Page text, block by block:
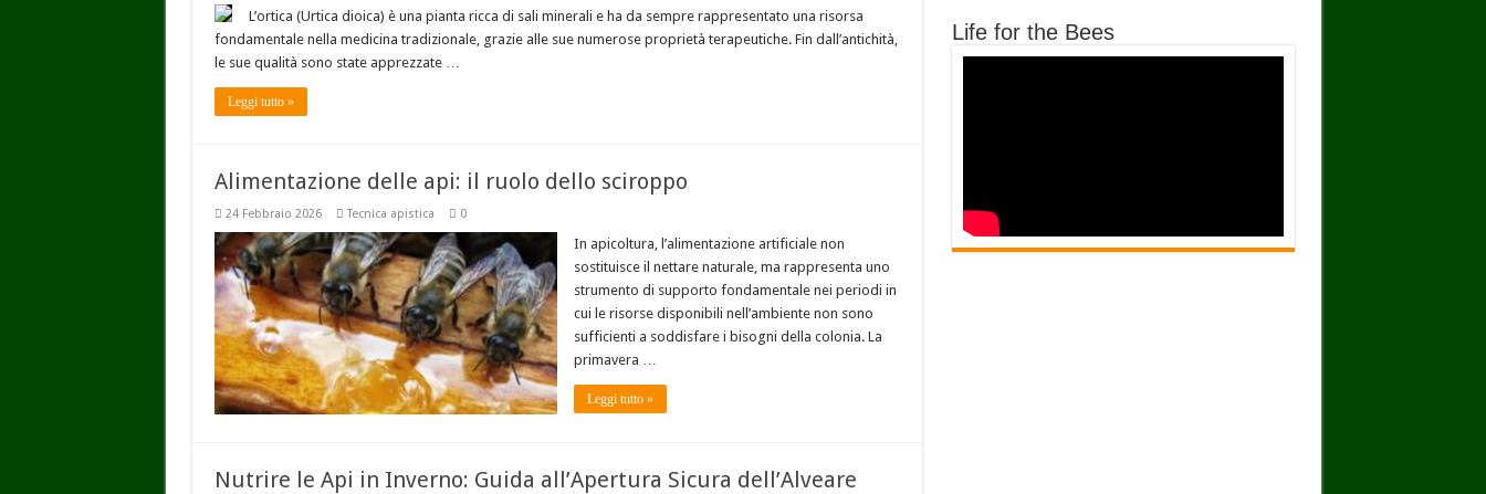
L’ortica (Urtica dioica) è una pianta ricca di sali minerali e ha da sempre rappresentato una risorsa
fondamentale nella medicina tradizionale, grazie alle sue numerose proprietà terapeutiche. Fin dall’antichità,
le sue qualità sono state apprezzate …
Leggi tutto »
Alimentazione delle api: il ruolo dello sciroppo
24 Febbraio 2026 Tecnica apistica 0
In apicoltura, l’alimentazione artificiale non
sostituisce il nettare naturale, ma rappresenta uno
strumento di supporto fondamentale nei periodi in
cui le risorse disponibili nell’ambiente non sono
sufficienti a soddisfare i bisogni della colonia. La
primavera …
Leggi tutto »
Nutrire le Api in Inverno: Guida all’Apertura Sicura dell’Alveare
Life for the Bees